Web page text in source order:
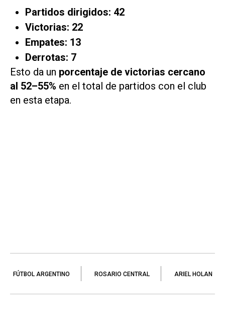
Partidos dirigidos: 42
Victorias: 22
Empates: 13
Derrotas: 7
Esto da un porcentaje de victorias cercano
al 52–55% en el total de partidos con el club
en esta etapa.
FÚTBOL ARGENTINO ROSARIO CENTRAL ARIEL HOLAN